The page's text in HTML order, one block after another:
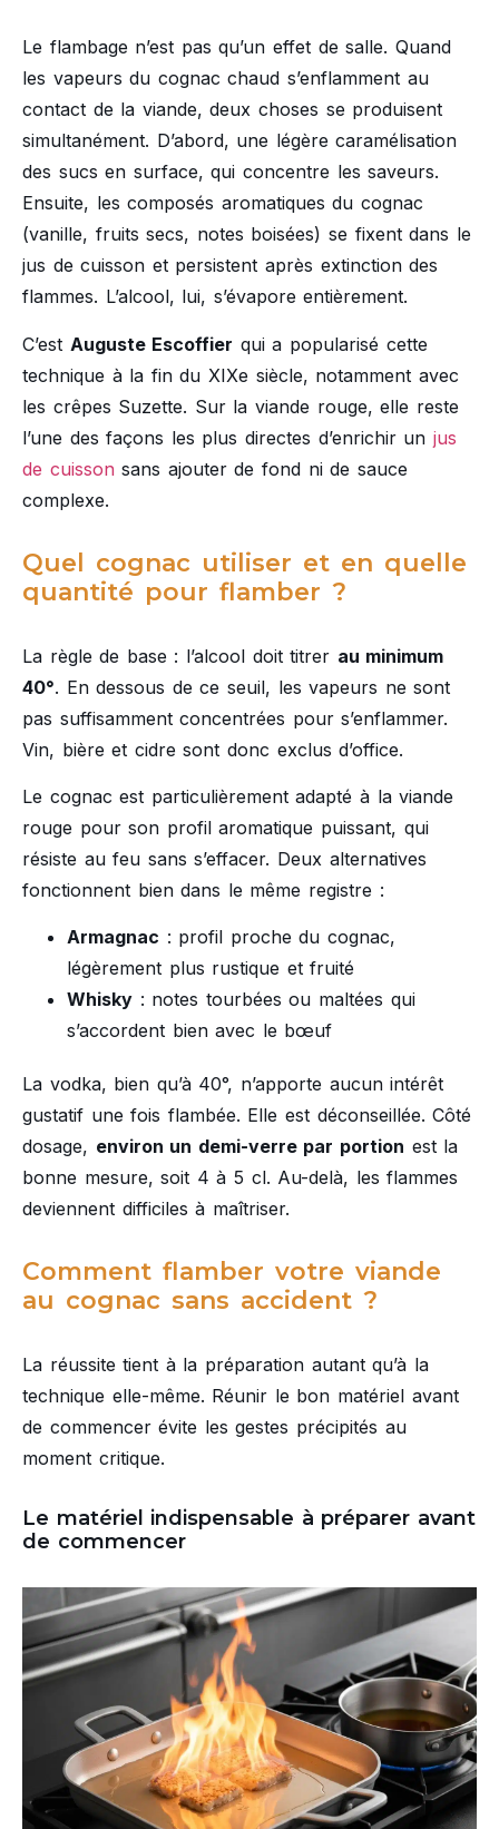
Le flambage n’est pas qu’un effet de salle. Quand
les vapeurs du cognac chaud s’enflamment au
contact de la viande, deux choses se produisent
simultanément. D’abord, une légère caramélisation
des sucs en surface, qui concentre les saveurs.
Ensuite, les composés aromatiques du cognac
(vanille, fruits secs, notes boisées) se fixent dans le
jus de cuisson et persistent après extinction des
flammes. L’alcool, lui, s’évapore entièrement.
C’est Auguste Escoffier qui a popularisé cette
technique à la fin du XIXe siècle, notamment avec
les crêpes Suzette. Sur la viande rouge, elle reste
l’une des façons les plus directes d’enrichir un jus
de cuisson sans ajouter de fond ni de sauce
complexe.
Quel cognac utiliser et en quelle
quantité pour flamber ?
La règle de base : l’alcool doit titrer au minimum
40°. En dessous de ce seuil, les vapeurs ne sont
pas suffisamment concentrées pour s’enflammer.
Vin, bière et cidre sont donc exclus d’office.
Le cognac est particulièrement adapté à la viande
rouge pour son profil aromatique puissant, qui
résiste au feu sans s’effacer. Deux alternatives
fonctionnent bien dans le même registre :
Armagnac : profil proche du cognac,
légèrement plus rustique et fruité
Whisky : notes tourbées ou maltées qui
s’accordent bien avec le bœuf
La vodka, bien qu’à 40°, n’apporte aucun intérêt
gustatif une fois flambée. Elle est déconseillée. Côté
dosage, environ un demi-verre par portion est la
bonne mesure, soit 4 à 5 cl. Au-delà, les flammes
deviennent difficiles à maîtriser.
Comment flamber votre viande
au cognac sans accident ?
La réussite tient à la préparation autant qu’à la
technique elle-même. Réunir le bon matériel avant
de commencer évite les gestes précipités au
moment critique.
Le matériel indispensable à préparer avant
de commencer